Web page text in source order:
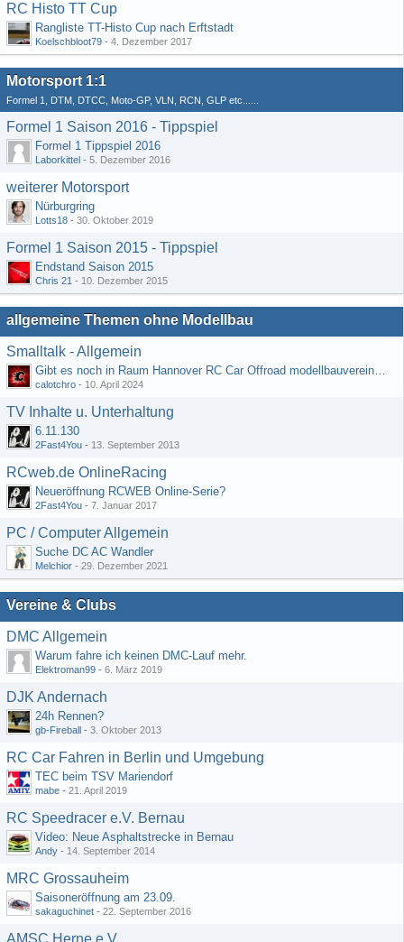
RC Histo TT Cup
Rangliste TT-Histo Cup nach Erftstadt
Koelschbloot79 - 4. Dezember 2017
Motorsport 1:1
Formel 1, DTM, DTCC, Moto-GP, VLN, RCN, GLP etc......
Formel 1 Saison 2016 - Tippspiel
Formel 1 Tippspiel 2016
Laborkittel - 5. Dezember 2016
weiterer Motorsport
Nürburgring
Lotts18 - 30. Oktober 2019
Formel 1 Saison 2015 - Tippspiel
Endstand Saison 2015
Chris 21 - 10. Dezember 2015
allgemeine Themen ohne Modellbau
Smalltalk - Allgemein
Gibt es noch in Raum Hannover RC Car Offroad modellbauvereine, habe selbst schon gegoogelt aber erfolglos
calotchro - 10. April 2024
TV Inhalte u. Unterhaltung
6.11.130
2Fast4You - 13. September 2013
RCweb.de OnlineRacing
Neueröffnung RCWEB Online-Serie?
2Fast4You - 7. Januar 2017
PC / Computer Allgemein
Suche DC AC Wandler
Melchior - 29. Dezember 2021
Vereine & Clubs
DMC Allgemein
Warum fahre ich keinen DMC-Lauf mehr.
Elektroman99 - 6. März 2019
DJK Andernach
24h Rennen?
gb-Fireball - 3. Oktober 2013
RC Car Fahren in Berlin und Umgebung
TEC beim TSV Mariendorf
mabe - 21. April 2019
RC Speedracer e.V. Bernau
Video: Neue Asphaltstrecke in Bernau
Andy - 14. September 2014
MRC Grossauheim
Saisoneröffnung am 23.09.
sakaguchinet - 22. September 2016
AMSC Herne e.V.